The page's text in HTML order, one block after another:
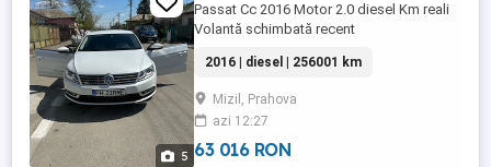
5
Passat Cc 2016 Motor 2.0 diesel Km reali
Volantă schimbată recent
2016 | diesel | 256001 km
Mizil, Prahova
azi 12:27
63 016 RON